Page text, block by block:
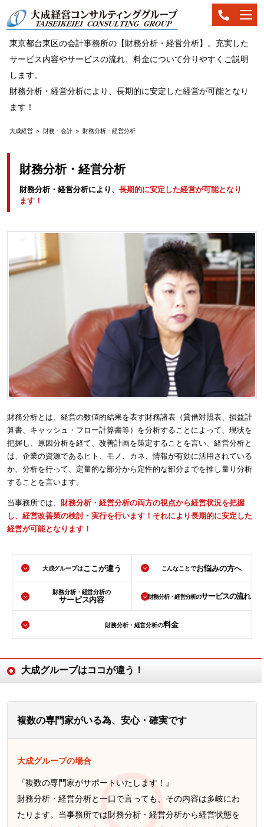
東京都台東区の会計事務所の【財務分析・経営分析】。充実した
サービス内容やサービスの流れ、料金について分りやすくご説明
します。
財務分析・経営分析により、長期的に安定した経営が可能となり
ます！
大成経営 財務・会計 財務分析・経営分析
財務分析・経営分析
財務分析・経営分析により、 長期的に安定した経営が可能となり
ます！
財務分析とは、経営の数値的結果を表す財務諸表（貸借対照表、損益計
算書、キャッシュ・フロー計算書等）を分析することによって、現状を
把握し、原因分析を経て、改善計画を策定することを言い、経営分析と
は、企業の資源であるヒト、モノ、カネ、情報が有効に活用されている
か、分析を行って、定量的な部分から定性的な部分までを推し量り分析
することを言います。
当事務所では、 財務分析・経営分析の両方の視点から経営状況を把握
し、経営改善策の検討・実行を行います！それにより長期的に安定した
経営が可能となります！
大成グループはここが違う こんなことでお悩みの方へ
財務分析・経営分析の
サービス内容 財務分析・経営分析のサービスの流れ
財務分析・経営分析の料金
大成グループはココが違う！
複数の専門家がいる為、安心・確実です
大成グループの場合
『複数の専門家がサポートいたします！』
財務分析・経営分析と一口で言っても、その内容は多岐にわ
たります。当事務所では財務分析・経営分析から経営状態を